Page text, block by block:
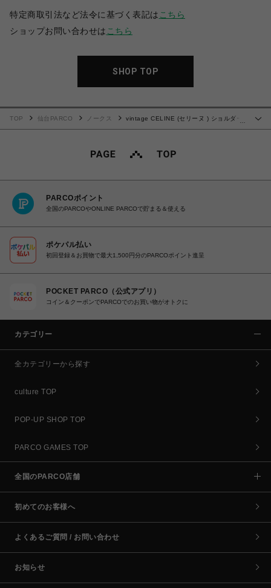
特定商取引法など法令に基づく表記は こちら
ショップお問い合わせは こちら
SHOP TOP
TOP 仙台PARCO ノークス
vintage CELINE (セリーヌ ) ショルダー
PARCOポイント
全国のPARCOやONLINE PARCOで貯まる＆使える
ポケパル払い
初回登録＆お買物で最大1,500円分のPARCOポイント進呈
POCKET PARCO（公式アプリ）
コイン＆クーポンでPARCOでのお買い物がオトクに
カテゴリー
全カテゴリーから探す
culture TOP
POP-UP SHOP TOP
PARCO GAMES TOP
全国のPARCO店舗
初めてのお客様へ
よくあるご質問 / お問い合わせ
お知らせ